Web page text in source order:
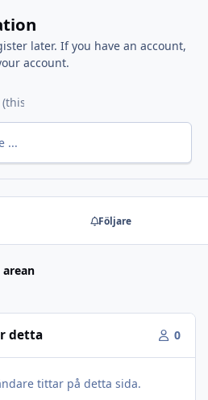
later. If you have an account,
account.
...
Följare
detta 0
tittar på detta sida.